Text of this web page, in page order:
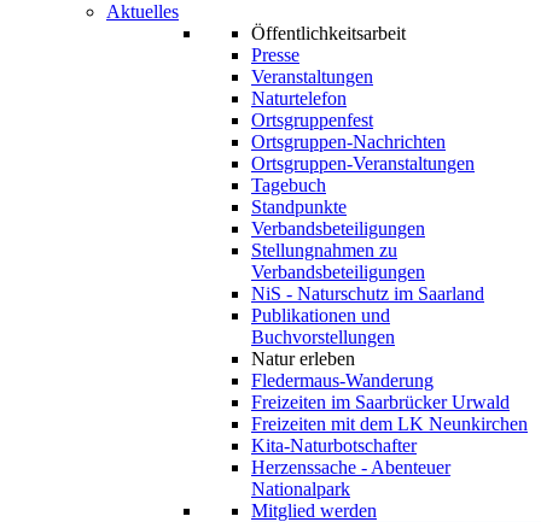
Aktuelles
Öffentlichkeitsarbeit
Presse
Veranstaltungen
Naturtelefon
Ortsgruppenfest
Ortsgruppen-Nachrichten
Ortsgruppen-Veranstaltungen
Tagebuch
Standpunkte
Verbandsbeteiligungen
Stellungnahmen zu
Verbandsbeteiligungen
NiS - Naturschutz im Saarland
Publikationen und
Buchvorstellungen
Natur erleben
Fledermaus-Wanderung
Freizeiten im Saarbrücker Urwald
Freizeiten mit dem LK Neunkirchen
Kita-Naturbotschafter
Herzenssache - Abenteuer
Nationalpark
Mitglied werden